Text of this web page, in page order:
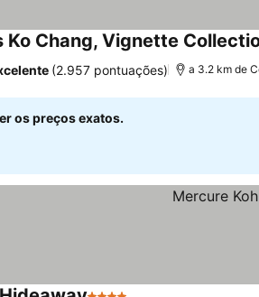
Ko Chang, Vignette
(2.957 pontuações) a 3.2 km de
os preços exatos.